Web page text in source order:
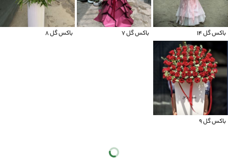
باکس گل ۱۴ باکس گل ۷ باکس گل 8
باکس گل 9